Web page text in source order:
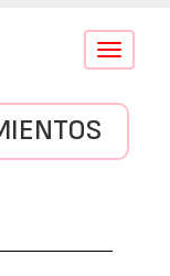
Conmutar